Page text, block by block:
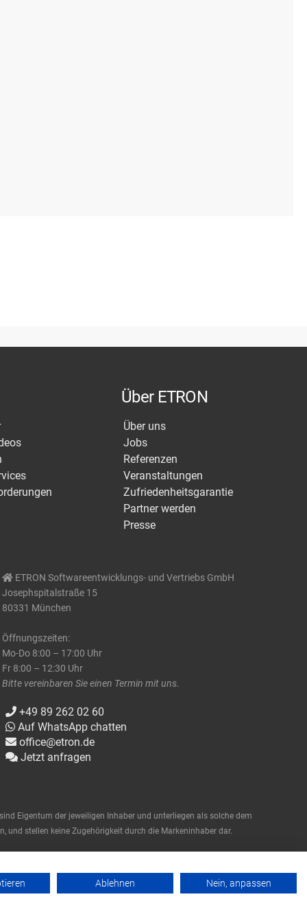
Über ETRON
Über uns
Jobs
Referenzen
Veranstaltungen
Zufriedenheitsgarantie
Partner werden
Presse
ETRON Softwareentwicklungs- und Vertriebs GmbH
Josephspitalstraße 15
80331 München
Öffnungszeiten:
Mo-Do 8:00 – 17:00 Uhr
Fr 8:00 – 12:30 Uhr
Bitte vereinbaren Sie einen Termin mit uns.
+49 89 262 02 60
Auf WhatsApp chatten
office@etron.de
Jetzt anfragen
Eigentum der jeweiligen Inhaber und unterliegen als solche dem
und stellen keine Zugehörigkeit durch die Markeninhaber dar.
Ablehnen Nein, anpassen